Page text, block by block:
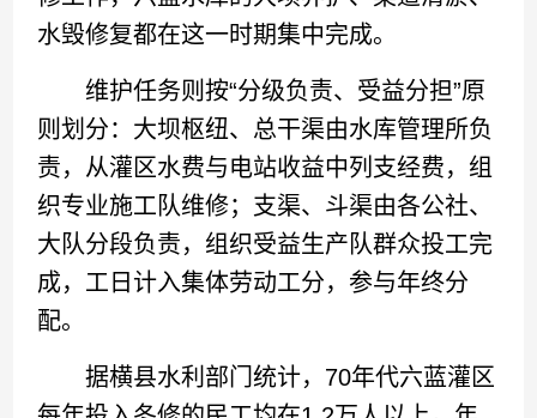
水毁修复都在这一时期集中完成。
维护任务则按“分级负责、受益分担”原
则划分：大坝枢纽、总干渠由水库管理所负
责，从灌区水费与电站收益中列支经费，组
织专业施工队维修；支渠、斗渠由各公社、
大队分段负责，组织受益生产队群众投工完
成，工日计入集体劳动工分，参与年终分
配。
据横县水利部门统计，70年代六蓝灌区